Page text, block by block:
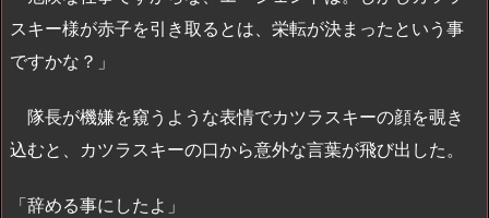
スキー様が赤子を引き取るとは、栄転が決まったという事
ですかな？」
隊長が機嫌を窺うような表情でカツラスキーの顔を覗き
込むと、カツラスキーの口から意外な言葉が飛び出した。
「辞める事にしたよ」